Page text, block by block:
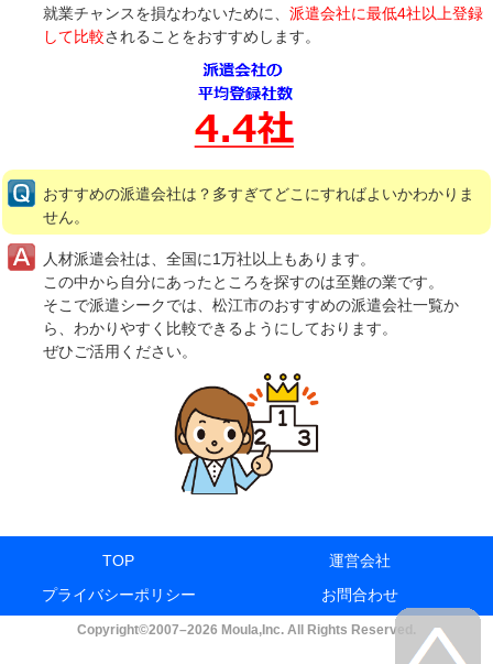
就業チャンスを損なわないために、 派遣会社に最低4社以上登録
して比較されることをおすすめします。
おすすめの派遣会社は？多すぎてどこにすればよいかわかりま
せん。
人材派遣会社は、全国に1万社以上もあります。
この中から自分にあったところを探すのは至難の業です。
そこで派遣シークでは、松江市のおすすめの派遣会社一覧か
ら、わかりやすく比較できるようにしております。
ぜひご活用ください。
TOP
運営会社
プライバシーポリシー
お問合わせ
Copyright©2007–2026 Moula,Inc. All Rights Reserved.